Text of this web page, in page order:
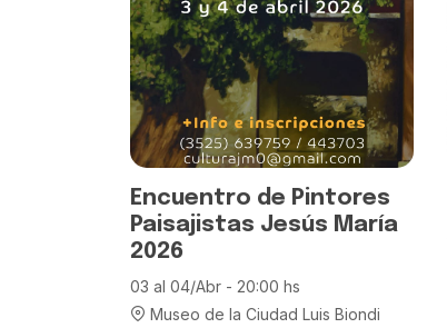
Encuentro de Pintores
Paisajistas Jesús María
2026
03 al 04/Abr - 20:00 hs
Museo de la Ciudad Luis Biondi